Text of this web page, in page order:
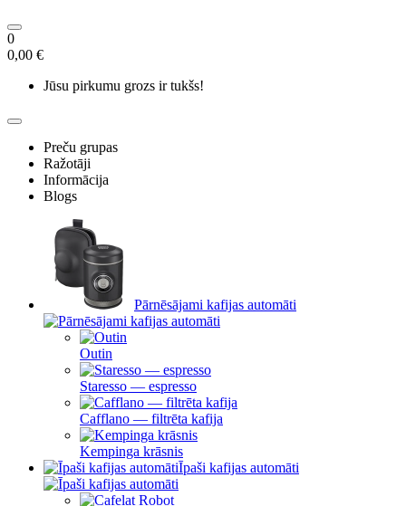
0
0,00 €
Jūsu pirkumu grozs ir tukšs!
Preču grupas
Ražotāji
Informācija
Blogs
Pārnēsājami kafijas automāti
Outin
Staresso — espresso
Cafflano — filtrēta kafija
Kempinga krāsnis
Īpaši kafijas automāti